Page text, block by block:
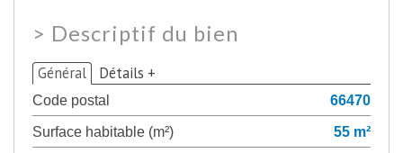
> Descriptif du bien
Général Détails +
Code postal
66470
Surface habitable (m²)
55 m²